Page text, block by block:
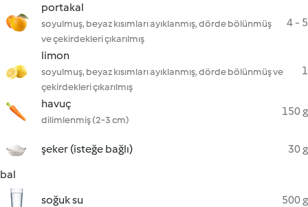
portakal
soyulmuş, beyaz kısımları ayıklanmış, dörde bölünmüş
ve çekirdekleri çıkarılmış
4 - 5
limon
soyulmuş, beyaz kısımları ayıklanmış, dörde bölünmüş ve
çekirdekleri çıkarılmış
1
havuç
dilimlenmiş (2-3 cm)
150 g
şeker (isteğe bağlı)
30 g
bal
soğuk su
500 g